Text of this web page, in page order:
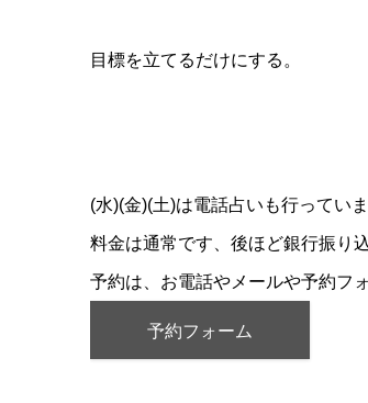
目標を立てるだけにする。
(水)(金)(土)は電話占いも行っていま
料金は通常です、後ほど銀行振り
予約は、お電話やメールや予約フ
予約フォーム